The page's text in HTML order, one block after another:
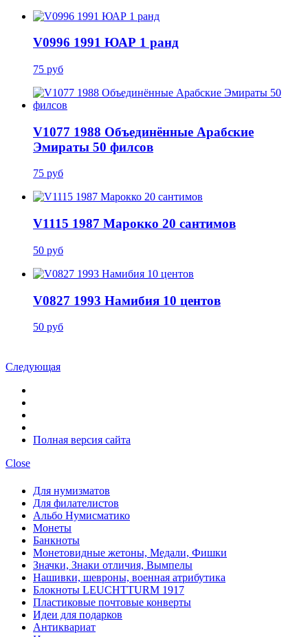
V0996 1991 ЮАР 1 ранд
75 руб
V1077 1988 Объединённые Арабские
Эмираты 50 филсов
75 руб
V1115 1987 Марокко 20 сантимов
50 руб
V0827 1993 Намибия 10 центов
50 руб
Следующая
Полная версия сайта
Close
Для нумизматов
Для филателистов
Альбо Нумисматико
Монеты
Банкноты
Монетовидные жетоны, Медали, Фишки
Значки, Знаки отличия, Вымпелы
Нашивки, шевроны, военная атрибутика
Блокноты LEUCHTTURM 1917
Пластиковые почтовые конверты
Идеи для подарков
Антиквариат